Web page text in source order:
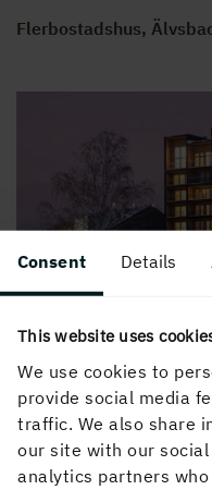
Consent Details
This website uses
We use cookies to
provide social media
traffic. We also share
our site with our
analytics partners
Flerbostadshus,
Kajstaden, Västerås